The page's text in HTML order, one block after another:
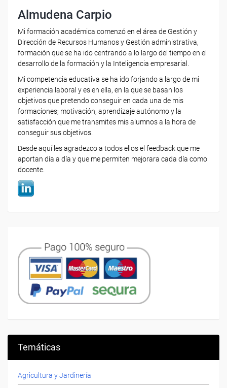
Almudena Carpio
Mi formación académica comenzó en el área de Gestión y
Dirección de Recursos Humanos y Gestión administrativa,
formación que se ha ido centrando a lo largo del tiempo en el
desarrollo de la formación y la Inteligencia empresarial.
Mi competencia educativa se ha ido forjando a largo de mi
experiencia laboral y es en ella, en la que se basan los
objetivos que pretendo conseguir en cada una de mis
formaciones; motivación, aprendizaje autónomo y la
satisfacción que me transmites mis alumnos a la hora de
conseguir sus objetivos.
Desde aquí les agradezco a todos ellos el feedback que me
aportan día a día y que me permiten mejorara cada día como
docente.
Temáticas
Agricultura y Jardinería